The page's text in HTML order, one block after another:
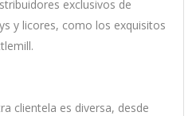
exclusivos de
y licores, como los exquisitos
clientela es diversa, desde